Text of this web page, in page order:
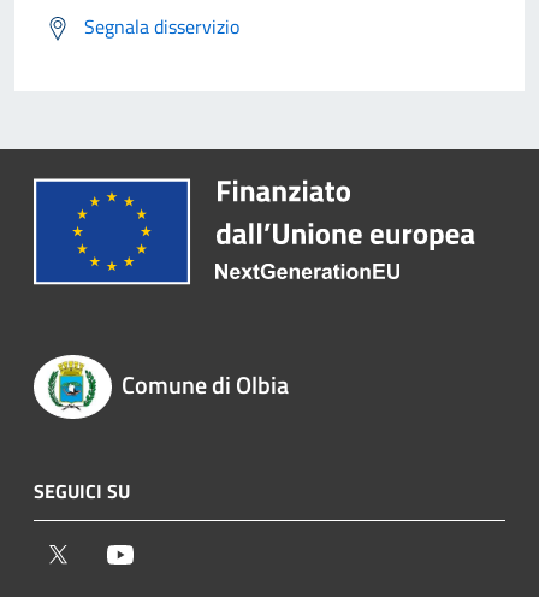
Segnala disservizio
Comune di Olbia
SEGUICI SU
Twitter